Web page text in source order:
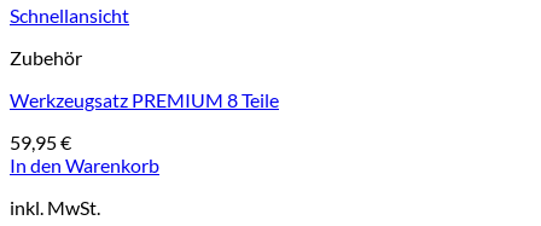
Schnellansicht
Zubehör
Werkzeugsatz PREMIUM 8 Teile
59,95€
In den Warenkorb
inkl. MwSt.